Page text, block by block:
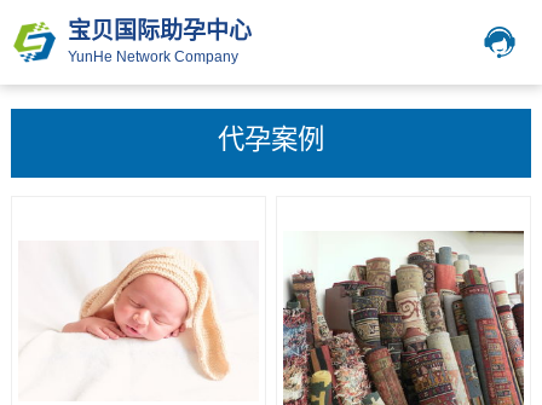
宝贝国际助孕中心
YunHe Network Company
代孕案例